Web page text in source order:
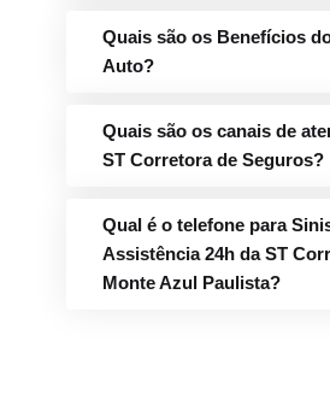
Quais são os Benefícios
Auto?
Quais são os canais de
ST Corretora de Seguros?
Qual é o telefone para
Assistência 24h da ST
Monte Azul Paulista?